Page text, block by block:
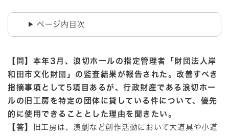
ページ内目次
【問】本年3月、浪切ホールの指定管理者「財団法人岸
和田市文化財団」の監査結果が報告された。改善すべき
指摘事項として5項目あるが、行政財産である浪切ホー
ルの旧工房を特定の団体に貸している件について、優先
的に使用できることとした理由を聞きたい。
【答】
旧工房は、演劇など創作活動において大道具や小道